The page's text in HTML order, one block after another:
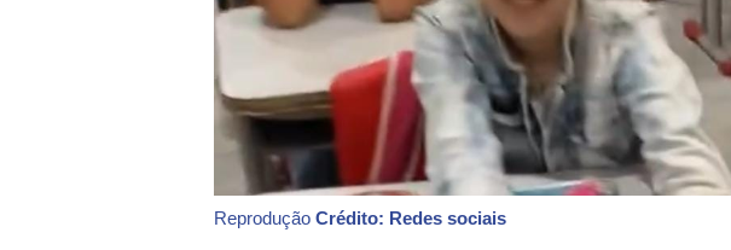
ReproduçãoCrédito: Redes sociais